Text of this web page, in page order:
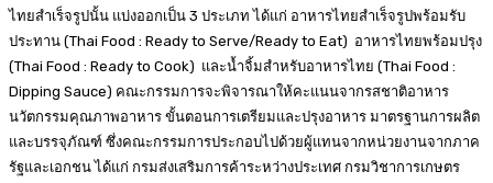
ไทยสำเร็จรูปนั้น แบ่งออกเป็น 3 ประเภท ได้แก่ อาหารไทยสำเร็จรูปพร้อมรับ
ประทาน (Thai Food : Ready to Serve/Ready to Eat) อาหารไทยพร้อมปรุง
(Thai Food : Ready to Cook) และน้ำจิ้มสำหรับอาหารไทย (Thai Food :
Dipping Sauce) คณะกรรมการจะพิจารณาให้คะแนนจากรสชาติอาหาร
นวัตกรรมคุณภาพอาหาร ขั้นตอนการเตรียมและปรุงอาหาร มาตรฐานการผลิต
และบรรจุภัณฑ์ ซึ่งคณะกรรมการประกอบไปด้วยผู้แทนจากหน่วยงานจากภาค
รัฐและเอกชน ได้แก่ กรมส่งเสริมการค้าระหว่างประเทศ กรมวิชาการเกษตร